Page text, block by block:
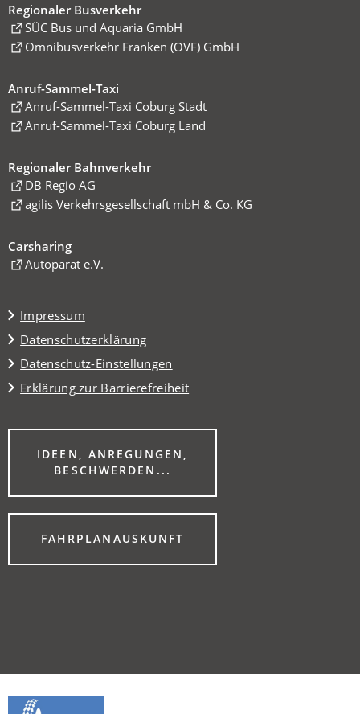
Regionaler Busverkehr
SÜC Bus und Aquaria GmbH
(Öffnet
in
neuen
Tab)
Omnibusverkehr Franken (OVF) GmbH
(Öffnet
einem
neuen
Tab)
Anruf-Sammel-Taxi
Anruf-Sammel-Taxi Coburg Stadt
(Öffnet
in
neuen
Tab)
Anruf-Sammel-Taxi Coburg Land
(Öffnet
einem
neuen
Tab)
Regionaler Bahnverkehr
DB Regio AG
(Öffnet
in
neuen
Tab)
agilis Verkehrsgesellschaft mbH & Co. KG
(Öffnet
einem
neuen
Tab)
Carsharing
Autoparat e.V.
(Öffnet
neuen
Tab)
Impressum
Datenschutzerklärung
Datenschutz-Einstellungen
Erklärung zur Barrierefreiheit
IDEEN, ANREGUNGEN,
BESCHWERDEN...
(ÖFFNET
EINEM
NEUEN
FAHRPLANAUSKUNFT
(ÖFFNET
EINEM